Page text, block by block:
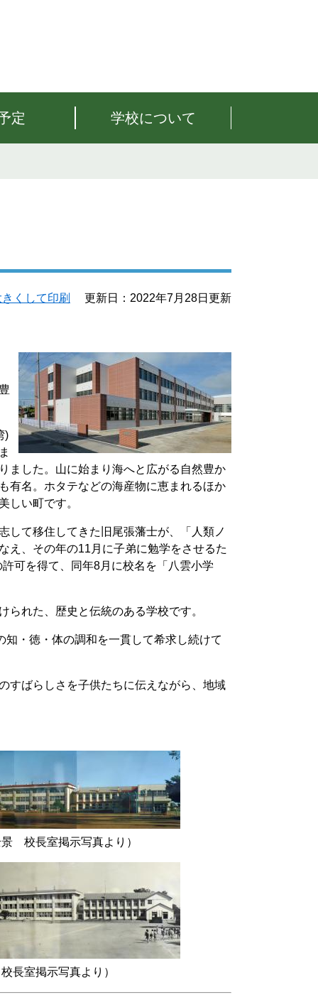
定 学校について
くして印刷 更新日：2022年7月28日更新
)
ました。山に始まり海へと広がる自然豊か
有名。ホタテなどの海産物に恵まれるほか
しい町です。
て移住してきた旧尾張藩士が、「人類ノ
え、その年の11月に子弟に勉学をさせるた
可を得て、同年8月に校名を「八雲小学
れた、歴史と伝統のある学校です。
・徳・体の調和を一貫して希求し続けて
すばらしさを子供たちに伝えながら、地域
景 校長室掲示写真より）
長室掲示写真より）